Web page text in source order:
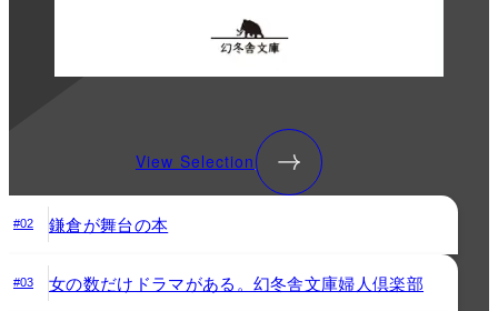
View Selection
#02 鎌倉が舞台の本
#03 女の数だけドラマがある。幻冬舎文庫婦人倶楽部